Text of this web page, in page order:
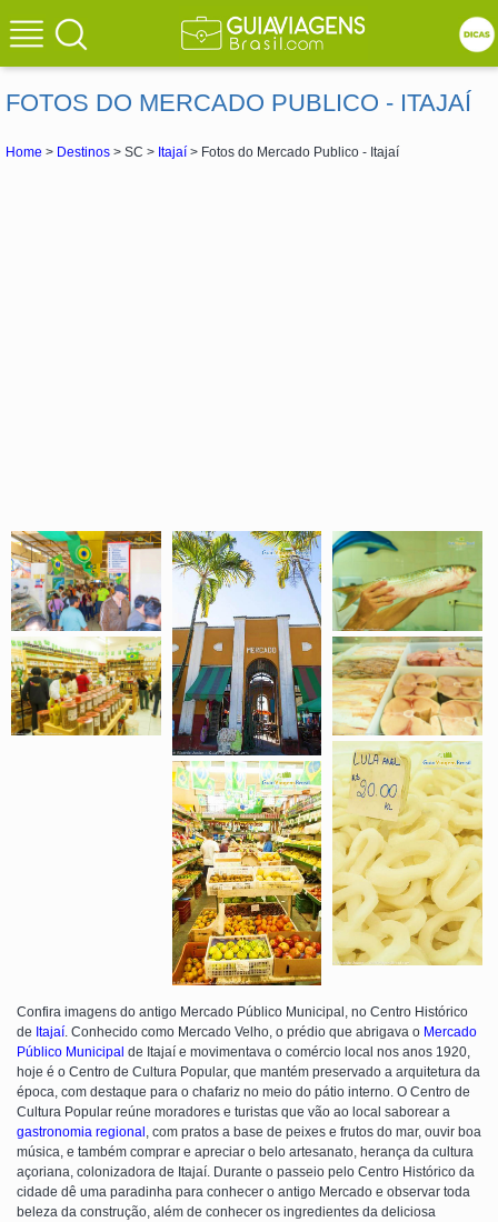
FOTOS DO MERCADO PUBLICO - ITAJAÍ
Home > Destinos > SC > Itajaí > Fotos do Mercado Publico - Itajaí
Confira imagens do antigo Mercado Público Municipal, no Centro Histórico
de Itajaí. Conhecido como Mercado Velho, o prédio que abrigava o Mercado
Público Municipal de Itajaí e movimentava o comércio local nos anos 1920,
hoje é o Centro de Cultura Popular, que mantém preservado a arquitetura da
época, com destaque para o chafariz no meio do pátio interno. O Centro de
Cultura Popular reúne moradores e turistas que vão ao local saborear a
gastronomia regional, com pratos a base de peixes e frutos do mar, ouvir boa
música, e também comprar e apreciar o belo artesanato, herança da cultura
açoriana, colonizadora de Itajaí. Durante o passeio pelo Centro Histórico da
cidade dê uma paradinha para conhecer o antigo Mercado e observar toda
beleza da construção, além de conhecer os ingredientes da deliciosa